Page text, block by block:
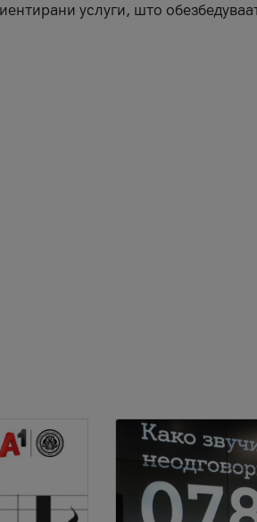
услуги, што